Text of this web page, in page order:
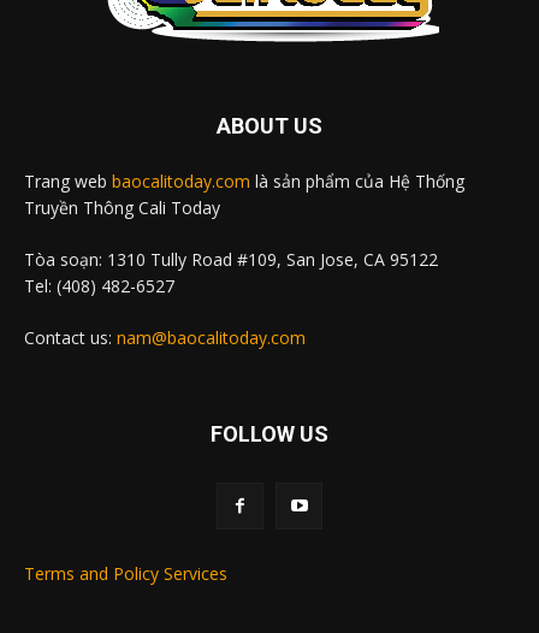
ABOUT US
Trang web baocalitoday.com là sản phẩm của Hệ Thống
Truyền Thông Cali Today
Tòa soạn: 1310 Tully Road #109, San Jose, CA 95122
Tel: (408) 482-6527
Contact us: nam@baocalitoday.com
FOLLOW US
Terms and Policy Services